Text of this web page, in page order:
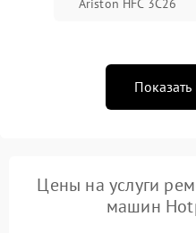
Ariston HFC 3C26
Цены на услуги
машин